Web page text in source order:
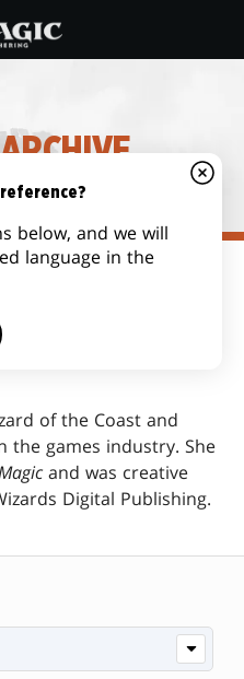
of the Coast and
games industry. She
and was creative
Digital Publishing.
below, and we will
language in the